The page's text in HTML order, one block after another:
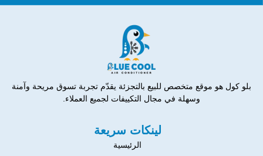
بلو كول هو موقع متخصص للبيع بالتجزئة يقدّم تجربة تسوق مريحة وآمنة
وسهلة في مجال التكييفات لجميع العملاء.
لينكات سريعة
الرئيسية